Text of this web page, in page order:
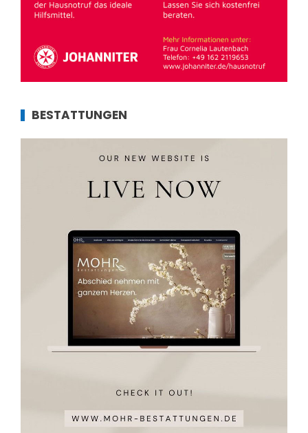
BESTATTUNGEN